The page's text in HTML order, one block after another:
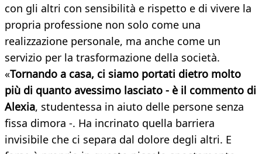
con gli altri con sensibilità e rispetto e di vivere la
propria professione non solo come una
realizzazione personale, ma anche come un
servizio per la trasformazione della società.
«Tornando a casa, ci siamo portati dietro molto
più di quanto avessimo lasciato - è il commento di
Alexia, studentessa in aiuto delle persone senza
fissa dimora -. Ha incrinato quella barriera
invisibile che ci separa dal dolore degli altri. E